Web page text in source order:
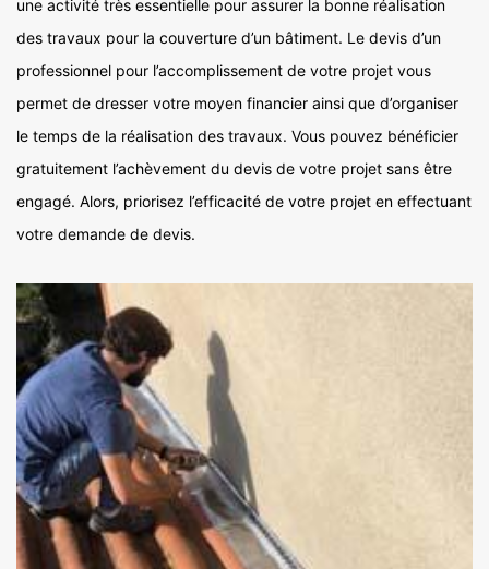
une activité très essentielle pour assurer la bonne réalisation
des travaux pour la couverture d’un bâtiment. Le devis d’un
professionnel pour l’accomplissement de votre projet vous
permet de dresser votre moyen financier ainsi que d’organiser
le temps de la réalisation des travaux. Vous pouvez bénéficier
gratuitement l’achèvement du devis de votre projet sans être
engagé. Alors, priorisez l’efficacité de votre projet en effectuant
votre demande de devis.